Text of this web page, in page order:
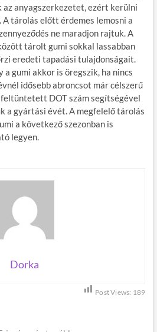
anyagszerkezetet, ezért kerülni
tárolás előtt érdemes lemosni a
ne maradjon rajtuk. A
tárolt gumi sokkal lassabban
eredeti tapadási tulajdonságait.
a gumi akkor is öregszik, ha nincs
idősebb abroncsot már célszerű
DOT szám segítségével
a gyártási évét. A megfelelő tárolás
a következő szezonban is
legyen.
Dorka
Post Views: 189